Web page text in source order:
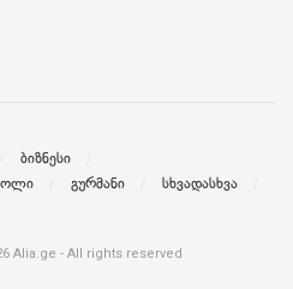
ბიზნესი
გურმანი
სხვადასხვა
Alia.ge - All rights reserved